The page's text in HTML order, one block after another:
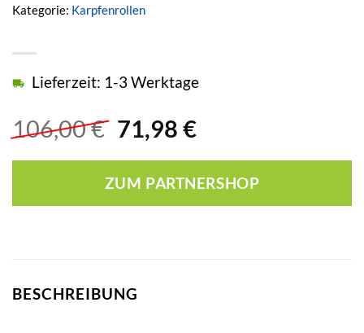
106,00€ Ursprünglicher
war:
106,00 €
71,98 €Aktueller
ist:
71,98 €.
Lieferzeit: 1-3 Werktage
ZUM PARTNERSHOP
Kategorie: Karpfenrollen
BESCHREIBUNG